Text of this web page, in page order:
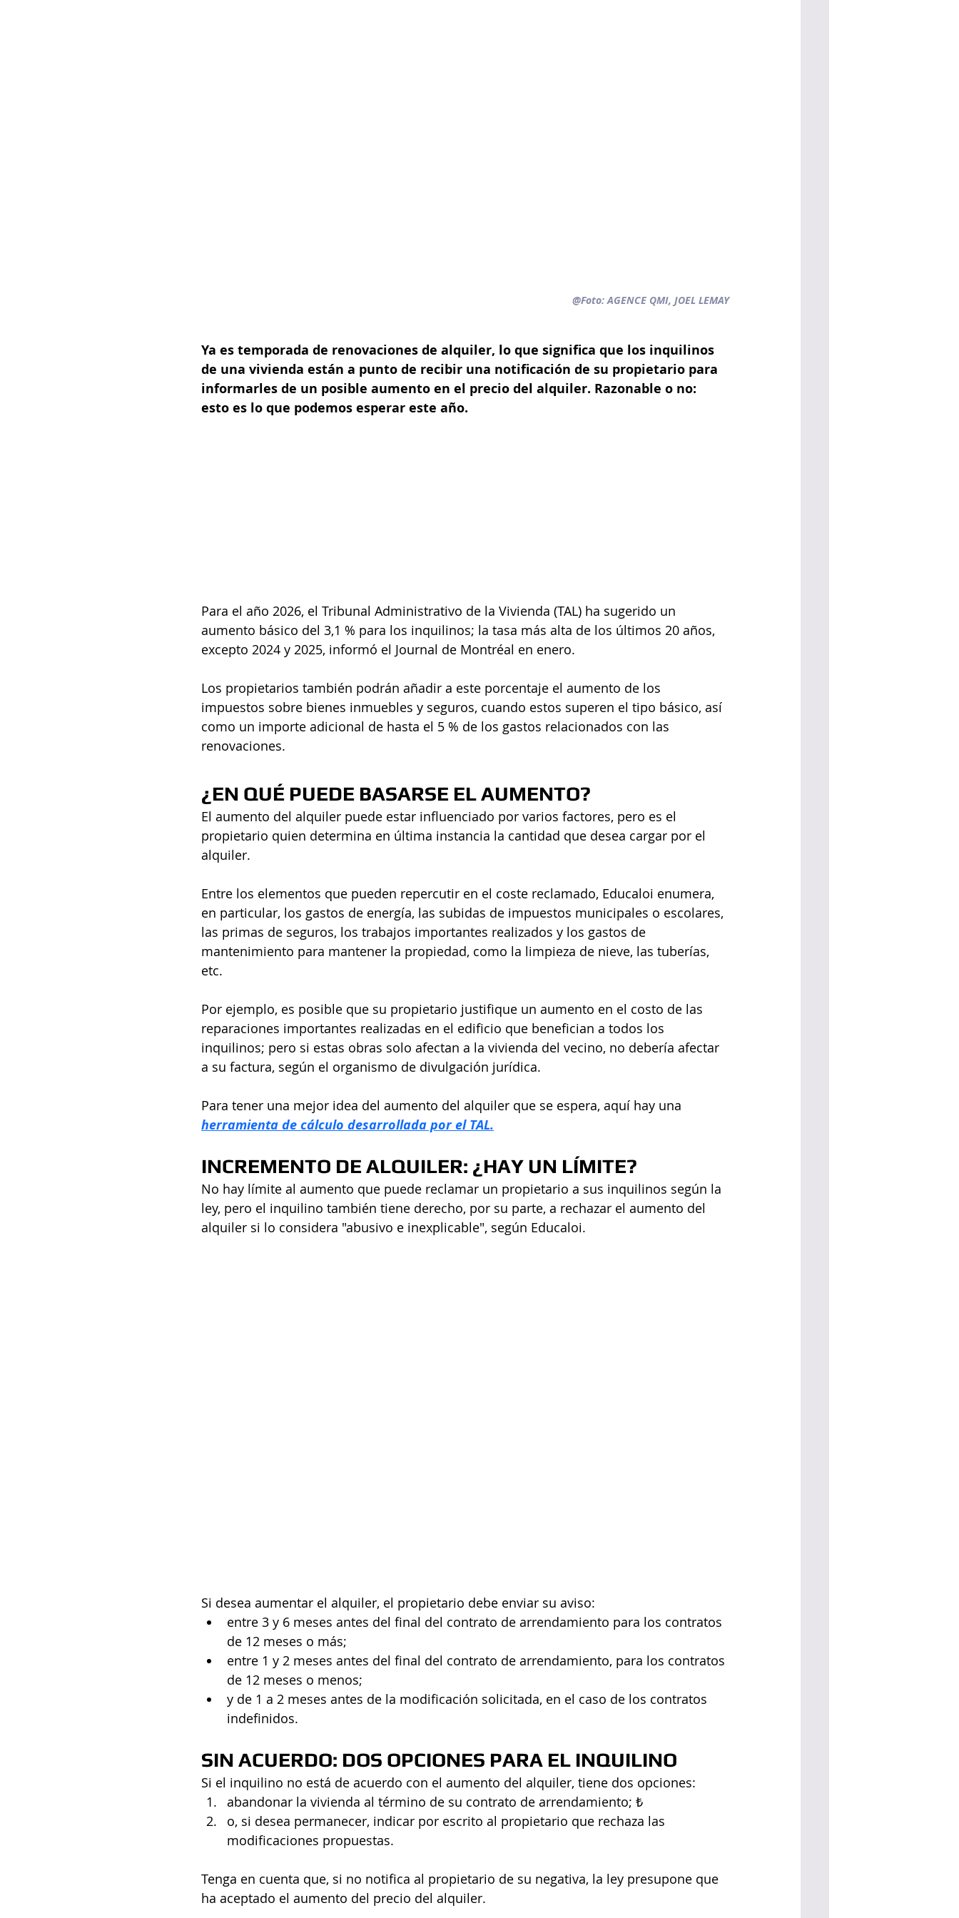
@Foto: AGENCE QMI, JOEL LEMAY
Ya es temporada de renovaciones de alquiler, lo que significa que los inquilinos
de una vivienda están a punto de recibir una notificación de su propietario para
informarles de un posible aumento en el precio del alquiler. Razonable o no:
esto es lo que podemos esperar este año.
Para el año 2026, el Tribunal Administrativo de la Vivienda (TAL) ha sugerido un
aumento básico del 3,1 % para los inquilinos; la tasa más alta de los últimos 20 años,
excepto 2024 y 2025, informó el Journal de Montréal en enero.
Los propietarios también podrán añadir a este porcentaje el aumento de los
impuestos sobre bienes inmuebles y seguros, cuando estos superen el tipo básico, así
como un importe adicional de hasta el 5 % de los gastos relacionados con las
renovaciones.
¿EN QUÉ PUEDE BASARSE EL AUMENTO?
El aumento del alquiler puede estar influenciado por varios factores, pero es el
propietario quien determina en última instancia la cantidad que desea cargar por el
alquiler.
Entre los elementos que pueden repercutir en el coste reclamado, Educaloi enumera,
en particular, los gastos de energía, las subidas de impuestos municipales o escolares,
las primas de seguros, los trabajos importantes realizados y los gastos de
mantenimiento para mantener la propiedad, como la limpieza de nieve, las tuberías,
etc.
Por ejemplo, es posible que su propietario justifique un aumento en el costo de las
reparaciones importantes realizadas en el edificio que benefician a todos los
inquilinos; pero si estas obras solo afectan a la vivienda del vecino, no debería afectar
a su factura, según el organismo de divulgación jurídica.
Para tener una mejor idea del aumento del alquiler que se espera, aquí hay una
herramienta de cálculo desarrollada por el TAL.
INCREMENTO DE ALQUILER: ¿HAY UN LÍMITE?
No hay límite al aumento que puede reclamar un propietario a sus inquilinos según la
ley, pero el inquilino también tiene derecho, por su parte, a rechazar el aumento del
alquiler si lo considera "abusivo e inexplicable", según Educaloi.
Si desea aumentar el alquiler, el propietario debe enviar su aviso:
entre 3 y 6 meses antes del final del contrato de arrendamiento para los contratos
de 12 meses o más;
entre 1 y 2 meses antes del final del contrato de arrendamiento, para los contratos
de 12 meses o menos;
y de 1 a 2 meses antes de la modificación solicitada, en el caso de los contratos
indefinidos.
SIN ACUERDO: DOS OPCIONES PARA EL INQUILINO
Si el inquilino no está de acuerdo con el aumento del alquiler, tiene dos opciones:
abandonar la vivienda al término de su contrato de arrendamiento; ₺
o, si desea permanecer, indicar por escrito al propietario que rechaza las
modificaciones propuestas.
Tenga en cuenta que, si no notifica al propietario de su negativa, la ley presupone que
ha aceptado el aumento del precio del alquiler.